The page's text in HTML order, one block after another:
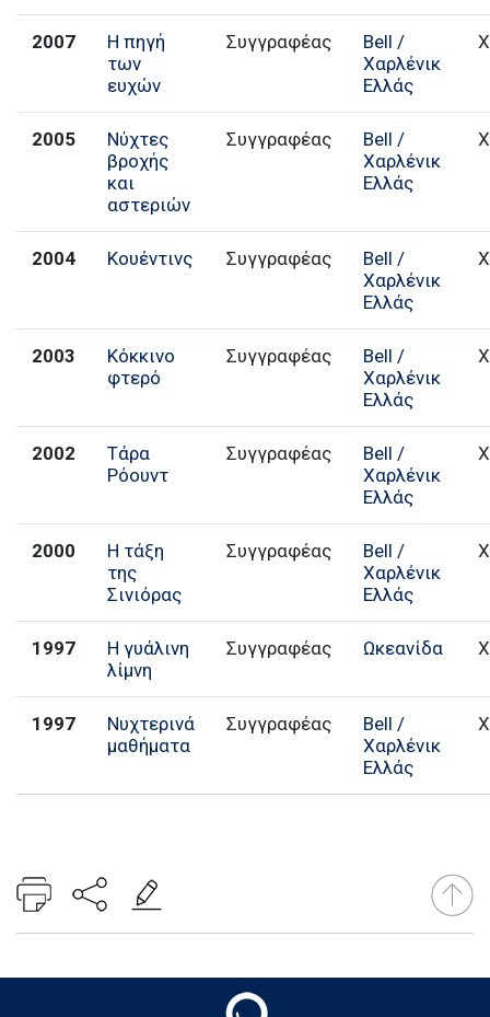
2007
Η πηγή
των
ευχών
Συγγραφέας
Bell /
Χαρλένικ
Ελλάς
2005
Νύχτες
βροχής
και
αστεριών
Συγγραφέας
Bell /
Χαρλένικ
Ελλάς
2004 Κουέντινς Συγγραφέας
Bell /
Χαρλένικ
Ελλάς
2003
Κόκκινο
φτερό
Συγγραφέας
Bell /
Χαρλένικ
Ελλάς
2002
Τάρα
Ρόουντ
Συγγραφέας
Bell /
Χαρλένικ
Ελλάς
2000
Η τάξη
της
Σινιόρας
Συγγραφέας
Bell /
Χαρλένικ
Ελλάς
1997
Η γυάλινη
λίμνη
Συγγραφέας Ωκεανίδα
1997
Νυχτερινά
μαθήματα
Συγγραφέας
Bell /
Χαρλένικ
Ελλάς